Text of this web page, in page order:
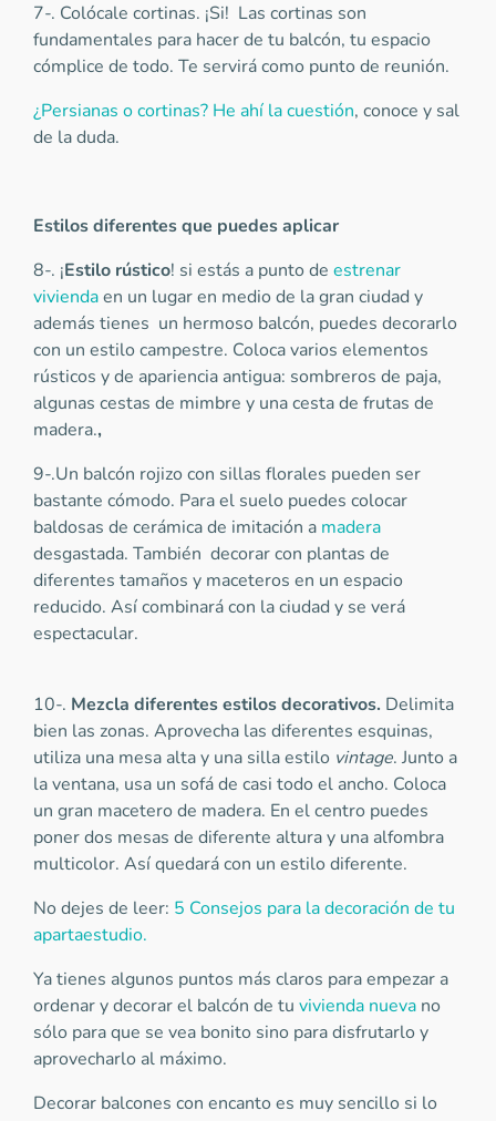
7-. Colócale cortinas. ¡Si! Las cortinas son
fundamentales para hacer de tu balcón, tu espacio
cómplice de todo. Te servirá como punto de reunión.
¿Persianas o cortinas? He ahí la cuestión, conoce y sal
de la duda.
Estilos diferentes que puedes aplicar
8-. ¡Estilo rústico! si estás a punto de estrenar
viviendaen un lugar en medio de la gran ciudad y
además tienes un hermoso balcón, puedes decorarlo
con un estilo campestre. Coloca varios elementos
rústicos y de apariencia antigua: sombreros de paja,
algunas cestas de mimbre y una cesta de frutas de
madera.,
9-.Un balcón rojizo con sillas florales pueden ser
bastante cómodo. Para el suelo puedes colocar
baldosas de cerámica de imitación a madera
desgastada. También decorar con plantas de
diferentes tamaños y maceteros en un espacio
reducido. Así combinará con la ciudad y se verá
espectacular.
10-. Mezcla diferentes estilos decorativos. Delimita
bien las zonas. Aprovecha las diferentes esquinas,
utiliza una mesa alta y una silla estilo vintage. Junto a
la ventana, usa un sofá de casi todo el ancho. Coloca
un gran macetero de madera. En el centro puedes
poner dos mesas de diferente altura y una alfombra
multicolor. Así quedará con un estilo diferente.
No dejes de leer: 5 Consejos para la decoración de tu
apartaestudio.
Ya tienes algunos puntos más claros para empezar a
ordenar y decorar el balcón de tu vivienda nueva no
sólo para que se vea bonito sino para disfrutarlo y
aprovecharlo al máximo.
Decorar balcones con encanto es muy sencillo si lo